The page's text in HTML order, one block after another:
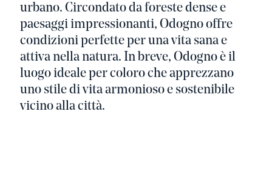
urbano. Circondato da foreste dense e
paesaggi impressionanti, Odogno offre
condizioni perfette per una vita sana e
attiva nella natura. In breve, Odogno è il
luogo ideale per coloro che apprezzano
uno stile di vita armonioso e sostenibile
vicino alla città.